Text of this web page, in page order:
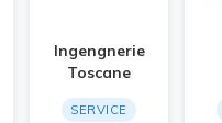
Ingengnerie
Toscane
SERVICE